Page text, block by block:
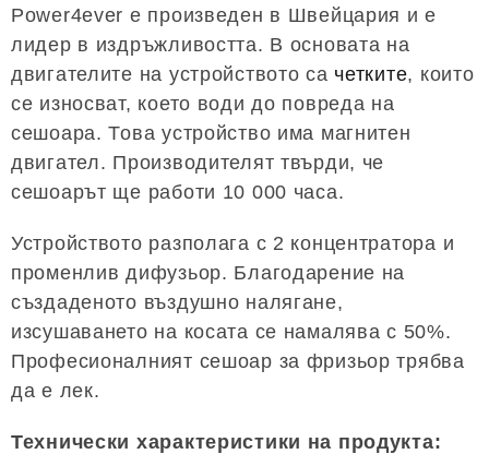
Power4ever е произведен в Швейцария и е
лидер в издръжливостта. В основата на
двигателите на устройството са четките, които
се износват, което води до повреда на
сешоара. Това устройство има магнитен
двигател. Производителят твърди, че
сешоарът ще работи 10 000 часа.
Устройството разполага с 2 концентратора и
променлив дифузьор. Благодарение на
създаденото въздушно налягане,
изсушаването на косата се намалява с 50%.
Професионалният сешоар за фризьор трябва
да е лек.
Технически характеристики на продукта: